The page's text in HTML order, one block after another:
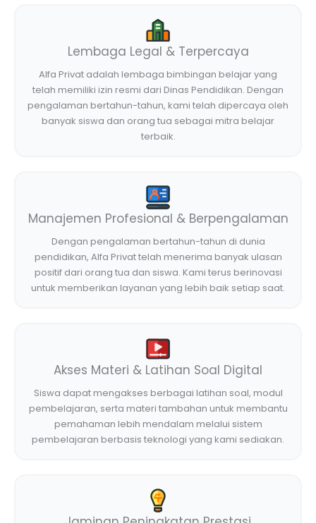
Lembaga Legal & Terpercaya
Alfa Privat adalah lembaga bimbingan belajar yang
telah memiliki izin resmi dari Dinas Pendidikan. Dengan
pengalaman bertahun-tahun, kami telah dipercaya oleh
banyak siswa dan orang tua sebagai mitra belajar
terbaik.
Manajemen Profesional & Berpengalaman
Dengan pengalaman bertahun-tahun di dunia
pendidikan, Alfa Privat telah menerima banyak ulasan
positif dari orang tua dan siswa. Kami terus berinovasi
untuk memberikan layanan yang lebih baik setiap saat.
Akses Materi & Latihan Soal Digital
Siswa dapat mengakses berbagai latihan soal, modul
pembelajaran, serta materi tambahan untuk membantu
pemahaman lebih mendalam melalui sistem
pembelajaran berbasis teknologi yang kami sediakan.